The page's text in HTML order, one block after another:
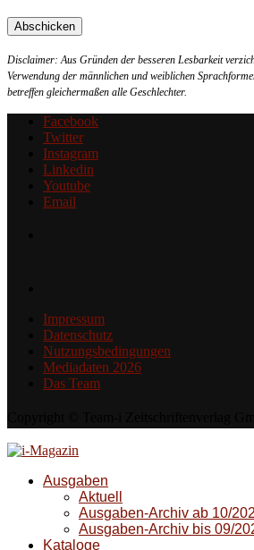
Disclaimer: Aus Gründen der besseren Lesbarkeit
Verwendung der männlichen und weiblichen
betreffen gleichermaßen alle Geschlechter.
Facebook
Twitter
Instagram
Linkedin
Youtube
Email
Impressum
Datenschutz
Nutzungsbedingungen
Mediadaten 2026
Das Team
Ausgaben
Aktuell
Ausgaben-Archiv ab 10/
Ausgaben-Archiv bis 09/
Kataloge